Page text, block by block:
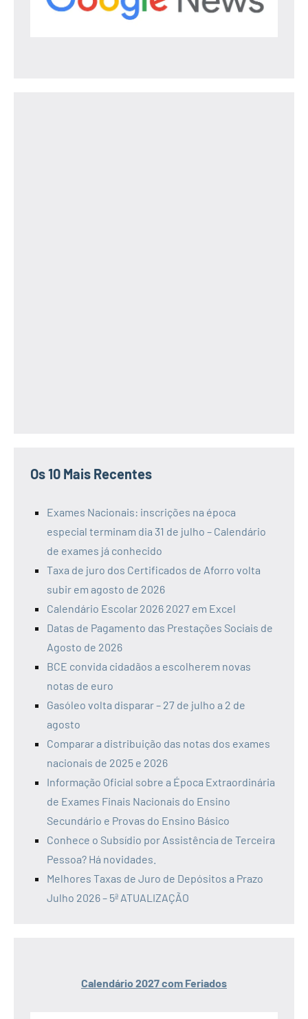
Os 10 Mais Recentes
Exames Nacionais: inscrições na época
especial terminam dia 31 de julho – Calendário
de exames já conhecido
Taxa de juro dos Certificados de Aforro volta
subir em agosto de 2026
Calendário Escolar 2026 2027 em Excel
Datas de Pagamento das Prestações Sociais de
Agosto de 2026
BCE convida cidadãos a escolherem novas
notas de euro
Gasóleo volta disparar – 27 de julho a 2 de
agosto
Comparar a distribuição das notas dos exames
nacionais de 2025 e 2026
Informação Oficial sobre a Época Extraordinária
de Exames Finais Nacionais do Ensino
Secundário e Provas do Ensino Básico
Conhece o Subsídio por Assistência de Terceira
Pessoa? Há novidades.
Melhores Taxas de Juro de Depósitos a Prazo
Julho 2026 – 5ª ATUALIZAÇÃO
Calendário 2027 com Feriados